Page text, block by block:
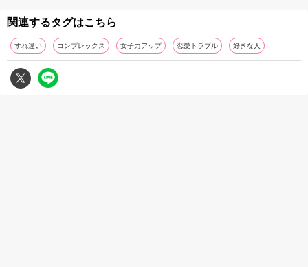
関連するタグはこちら
すれ違い コンプレックス 女子力アップ 恋愛トラブル 好きな人